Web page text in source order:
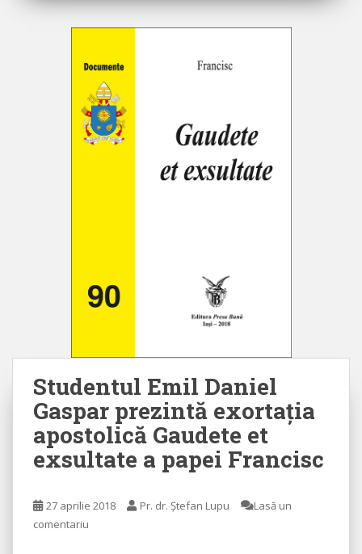
Studentul Emil Daniel
Gaspar prezintă exortaţia
apostolică Gaudete et
exsultate a papei Francisc
27 aprilie 2018 Pr. dr. Ștefan Lupu
Lasă un
comentariu